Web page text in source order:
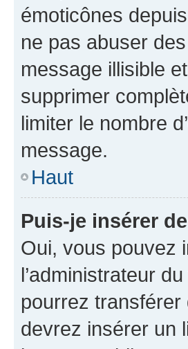
émoticônes
ne pas abuser
message illisible
supprimer
limiter le nombre
message.
Haut
Puis-je insérer
Oui, vous pouvez
l’administrateur
pourrez
devrez insérer un